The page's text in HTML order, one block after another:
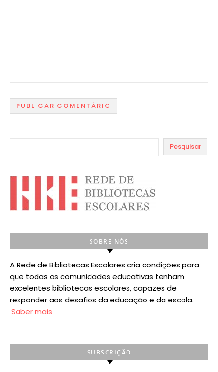
Pesquisar
SOBRE NÓS
A Rede de Bibliotecas Escolares cria condições para
que todas as comunidades educativas tenham
excelentes bibliotecas escolares, capazes de
responder aos desafios da educação e da escola.
Saber mais
SUBSCRIÇÃO